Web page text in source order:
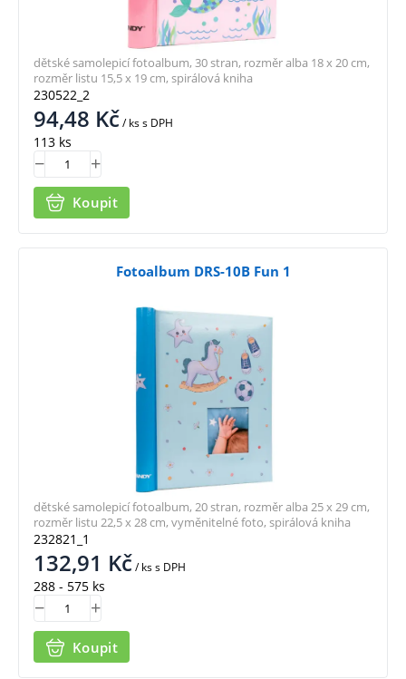
230522_2
94,48 Kč/ kss DPH
113 ks
Koupit
dětské samolepicí fotoalbum, 30 stran, rozměr alba 18 x 20 cm,
rozměr listu 15,5 x 19 cm, spirálová kniha
Fotoalbum DRS-10B Fun 1
232821_1
132,91 Kč/ kss DPH
288 - 575 ks
Koupit
dětské samolepicí fotoalbum, 20 stran, rozměr alba 25 x 29 cm,
rozměr listu 22,5 x 28 cm, vyměnitelné foto, spirálová kniha